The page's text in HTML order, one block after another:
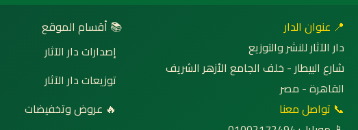
📍 عنوان الدار
دار الآثار للنشر والتوزيع
شارع البيطار - خلف الجامع الأزهر الشريف
القاهرة - مصر
📞 تواصل معنا
📚 أقسام الموقع
إصدارات دار الآثار
توزيعات دار الآثار
🔥 عروض وتخفيضات